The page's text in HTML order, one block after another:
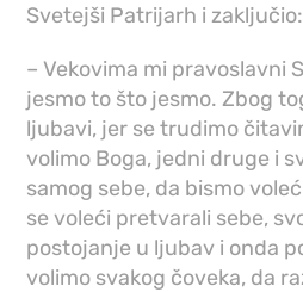
Svetejši Patrijarh i zaključio:
– Vekovima mi pravoslavni
jesmo to što jesmo. Zbog
ljubavi, jer se trudimo
volimo Boga, jedni druge i
samog sebe, da bismo
se voleći pretvarali sebe,
postojanje u ljubav i onda
volimo svakog čoveka, da